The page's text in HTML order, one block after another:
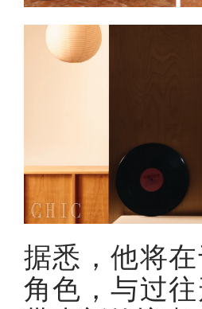
据悉，他将
角色，与过